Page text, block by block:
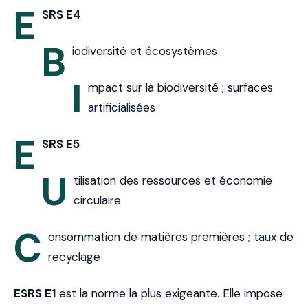
E SRS E4
B iodiversité et écosystèmes
I mpact sur la biodiversité ; surfaces
artificialisées
E SRS E5
U tilisation des ressources et économie
circulaire
C onsommation de matières premières ; taux de
recyclage
ESRS E1 est la norme la plus exigeante. Elle impose